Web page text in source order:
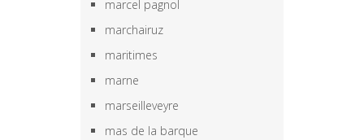
marcel pagnol
marchairuz
maritimes
marne
marseilleveyre
mas de la barque